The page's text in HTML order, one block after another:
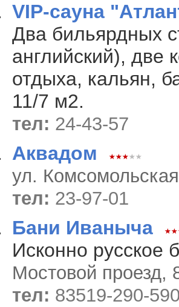
VIP-сауна
Два бильярдных
английский), две
отдыха, кальян,
11/7 м2.
тел: 24-43-57
Аквадом
ул.
тел: 23-97-01
Бани Иваныча
Исконно русское
Мостовой проезд,
тел: 83519-290-